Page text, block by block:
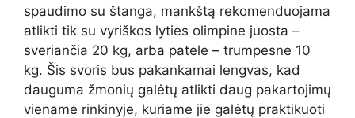
spaudimo su štanga, mankštą rekomenduojama
atlikti tik su vyriškos lyties olimpine juosta –
sveriančia 20 kg, arba patele – trumpesne 10
kg. Šis svoris bus pakankamai lengvas, kad
dauguma žmonių galėtų atlikti daug pakartojimų
viename rinkinyje, kuriame jie galėtų praktikuoti